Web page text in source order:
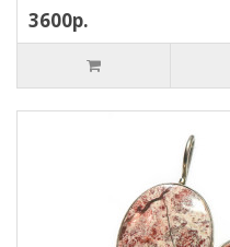
3600р.